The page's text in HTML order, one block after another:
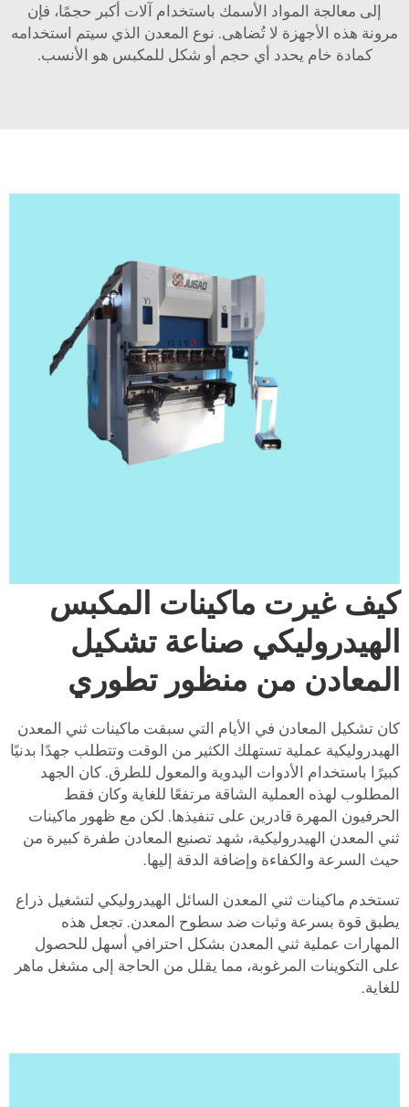
إلى معالجة المواد الأسمك باستخدام آلات أكبر حجمًا، فإن
مرونة هذه الأجهزة لا تُضاهى. نوع المعدن الذي سيتم استخدامه
كمادة خام يحدد أي حجم أو شكل للمكبس هو الأنسب.
كيف غيرت ماكينات المكبس
الهيدروليكي صناعة تشكيل
المعادن من منظور تطوري
كان تشكيل المعادن في الأيام التي سبقت ماكينات ثني المعدن
الهيدروليكية عملية تستهلك الكثير من الوقت وتتطلب جهدًا بدنيًا
كبيرًا باستخدام الأدوات اليدوية والمعول للطرق. كان الجهد
المطلوب لهذه العملية الشاقة مرتفعًا للغاية وكان فقط
الحرفيون المهرة قادرين على تنفيذها. لكن مع ظهور ماكينات
ثني المعدن الهيدروليكية، شهد تصنيع المعادن طفرة كبيرة من
حيث السرعة والكفاءة وإضافة الدقة إليها.
تستخدم ماكينات ثني المعدن السائل الهيدروليكي لتشغيل ذراع
يطبق قوة بسرعة وثبات ضد سطوح المعدن. تجعل هذه
المهارات عملية ثني المعدن بشكل احترافي أسهل للحصول
على التكوينات المرغوبة، مما يقلل من الحاجة إلى مشغل ماهر
للغاية.